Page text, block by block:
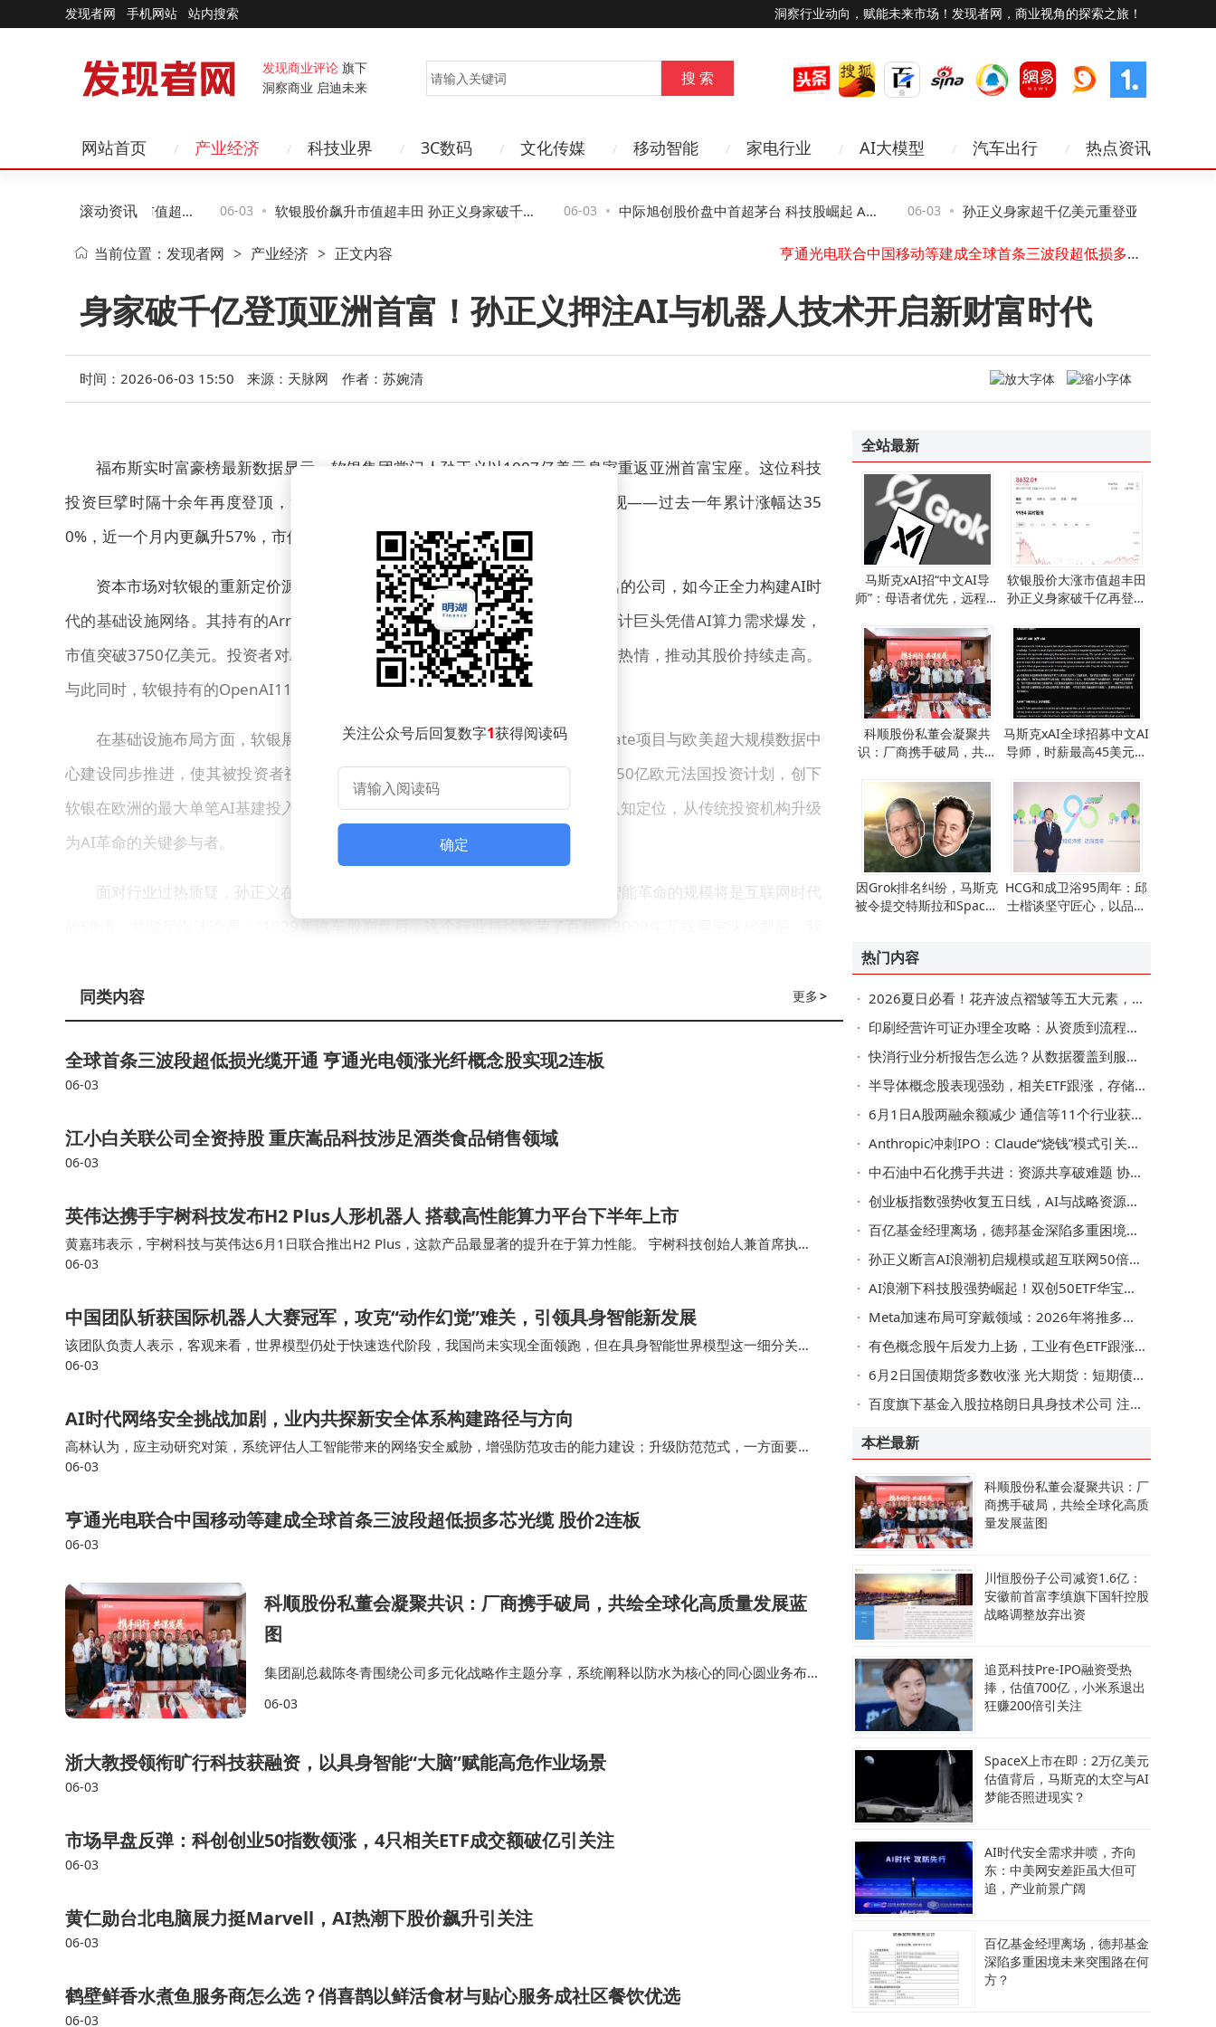
发现者网 手机网站 站内搜索 洞察行业动向，赋能未来市场！发现者网，商业视角的探索之旅！
发现商业评论旗下
洞察商业 启迪未来
网站首页 产业经济 科技业界 3C数码 文化传媒 移动智能 家电行业 AI大模型 汽车出行 热点资讯
滚动资讯
旭创股价飙升18倍 市值超中
求成核心驱动力
06-03 软银股价飙升市值超丰田 孙正义身家破千亿
再登亚洲首富之位
06-03 中际旭创股价盘中首超茅台 科技股崛起 A股 06-03 孙正义身家超千亿美元重登亚洲首富 软银75
0亿欧元AI投资引股价市值飙升
智启工业新篇：中国电信数字方案赋能传统产业，驱动转型升级新引擎
中国团队斩获国际机器人大赛冠军，攻克“动作幻觉”难关，引领具身智能新发展
亨通光电联合中国移动等建成全球首条三波段超低损多芯光缆 股价2连板
鹤壁鲜香水煮鱼服务商怎么选？俏喜鹊以鲜活食材与贴心服务成社区餐饮优选
智启工业新篇：中国电信数字方案赋能传统产业，驱动转型升级新引擎
英伟达携手宇树科技发布H2 Plus人形机器人 搭载高性能算力平台下半年上市
当前位置： 发现者网 > 产业经济 > 正文内容
身家破千亿登顶亚洲首富！孙正义押注AI与机器人技术开启新财富时代
时间：2026-06-03 15:50 来源：天脉网 作者：苏婉清
福布斯实时富豪榜最新数据显示，软银集团掌门人孙正义以1007亿美元身家重返亚洲首富宝座。这位科技
投资巨擘时隔十余年再度登顶，背后是人工智能热潮推动下软银股价的惊人表现——过去一年累计涨幅达35
0%，近一个月内更飙升57%，市值一度超越丰田成为日本资本市场新标杆。
资本市场对软银的重新定价源于其战略转型。这家曾以科技初创企业投资闻名的公司，如今正全力构建AI时
代的基础设施网络。其持有的Arm Holdings87%股权成为核心资产，这家芯片设计巨头凭借AI算力需求爆发，
市值突破3750亿美元。投资者对Arm专为数据中心设计的AI芯片计划表现出极大热情，推动其股价持续走高。
与此同时，软银持有的OpenAI11%股份估值同步提升，双重利好形成共振效应。
在基础设施布局方面，软银展现出雄心勃勃的扩张姿态。该公司主导的Stargate项目与欧美超大规模数据中
心建设同步推进，使其被投资者视为AI时代的"数字基建平台"。5月31日宣布的750亿欧元法国投资计划，创下
软银在欧洲的最大单笔AI基建投入记录。这些战略举措彻底改变了市场对软银的认知定位，从传统投资机构升级
为AI革命的关键参与者。
面对行业过热质疑，孙正义在6月1日的专访中展现出坚定信心。他直言人工智能革命的规模将是互联网时代
的50倍，并驳斥泡沫论调："1929年汽车股崩盘后，这个行业持续繁荣了百年；2000年互联网泡沫破裂后，我
人技术将成为下一个万亿级市场，其商业价值远超当前认知。
索"物理人工智能"前沿领域。今年4月传出的Roze AI上市计划引发市场关注，这家专注AI基建效率提升的合资企
元，而摩根士丹利给出的2050年市场规模预估高达5万亿美元，这些数据印证着孙正义的战略判断。
的"人工超级智能（ASI）"将在十年内问世。他认为这场智能革命将彻底改写医学、能源、材料科学等基础领
域，推动人类社会进入全新发展阶段。这种对技术颠覆的乐观预期，持续驱动着软银在AI领域的资本配置与战略
关注公众号后回复数字1获得阅读码
确定
更多>
同类内容
全球首条三波段超低损光缆开通 亨通光电领涨光纤概念股实现2连板
06-03
江小白关联公司全资持股 重庆嵩品科技涉足酒类食品销售领域
06-03
英伟达携手宇树科技发布H2 Plus人形机器人 搭载高性能算力平台下半年上市
黄嘉玮表示，宇树科技与英伟达6月1日联合推出H2 Plus，这款产品最显著的提升在于算力性能。 宇树科技创始人兼首席执行
官王兴兴对此表示，H2Plus将宇树的人形机器人与NVIDIA Jetson Tho…
06-03
中国团队斩获国际机器人大赛冠军，攻克“动作幻觉”难关，引领具身智能新发展
该团队负责人表示，客观来看，世界模型仍处于快速迭代阶段，我国尚未实现全面领跑，但在具身智能世界模型这一细分关键
领域，中国团队已彻底摆脱单纯跟随局面，在动作精准跟随、失败场景建模、工程化落地等核心维度，实现了与…
06-03
AI时代网络安全挑战加剧，业内共探新安全体系构建路径与方向
高林认为，应主动研究对策，系统评估人工智能带来的网络安全威胁，增强防范攻击的能力建设；升级防范范式，一方面要在
流量分析等全链条导入AI技术，另一方面要建立AI驱动的智能决策运转体系；坚持筑牢根基，加快突破模型…
06-03
亨通光电联合中国移动等建成全球首条三波段超低损多芯光缆 股价2连板
06-03
科顺股份私董会凝聚共识：厂商携手破局，共绘全球化高质量发展蓝
图
集团副总裁陈冬青围绕公司多元化战略作主题分享，系统阐释以防水为核心的同心圆业务布
局，全面介绍防水、砂粉、涂料、民用建材、建筑修缮等全板块规划，并表示将持续强化产品
06-03
浙大教授领衔旷行科技获融资，以具身智能“大脑”赋能高危作业场景
06-03
市场早盘反弹：科创创业50指数领涨，4只相关ETF成交额破亿引关注
06-03
黄仁勋台北电脑展力挺Marvell，AI热潮下股价飙升引关注
06-03
鹤壁鲜香水煮鱼服务商怎么选？俏喜鹊以鲜活食材与贴心服务成社区餐饮优选
06-03
全站最新
马斯克xAI招“中文AI导
师”：母语者优先，远程灵
5美元
软银股价大涨市值超丰田
孙正义身家破千亿再登亚
科顺股份私董会凝聚共
识：厂商携手破局，共绘
马斯克xAI全球招募中文AI
导师，时薪最高45美元，
因Grok排名纠纷，马斯克
被令提交特斯拉和SpaceX
HCG和成卫浴95周年：邱
士楷谈坚守匠心，以品质
热门内容
2026夏日必看！花卉波点褶皱等五大元素，解锁你的专属时尚风格
印刷经营许可证办理全攻略：从资质到流程，一文读懂准入要点
快消行业分析报告怎么选？从数据覆盖到服务功能，一文讲清关键点
半导体概念股表现强劲，相关ETF跟涨，存储行业趋势利好多类企业
6月1日A股两融余额减少 通信等11个行业获融资净买入 36股超亿元
Anthropic冲刺IPO：Claude“烧钱”模式引关注，盈利拐点与成本考验并存
中石油中石化携手共进：资源共享破难题 协同增效促川渝能源新发展
创业板指数强势收复五日线，AI与战略资源成中期主线，相关ETF成交活跃
百亿基金经理离场，德邦基金深陷多重困境未来突围路在何方？
孙正义断言AI浪潮初启规模或超互联网50倍，身家大涨重登亚洲首富之位
AI浪潮下科技股强势崛起！双创50ETF华宝盘中大涨 光模块龙头新易盛再创新高
Meta加速布局可穿戴领域：2026年将推多款智能眼镜及AI新设备
有色概念股午后发力上扬，工业有色ETF跟涨，券商看好长期收益前景
6月2日国债期货多数收涨 光大期货：短期债市或延续区间震荡
百度旗下基金入股拉格朗日具身技术公司 注册资本增加助力发展
本栏最新
科顺股份私董会凝聚共识：厂
商携手破局，共绘全球化高质
量发展蓝图
川恒股份子公司减资1.6亿：
安徽前首富李缜旗下国轩控股
战略调整放弃出资
追觅科技Pre-IPO融资受热
捧，估值700亿，小米系退出
狂赚200倍引关注
SpaceX上市在即：2万亿美元
估值背后，马斯克的太空与AI
梦能否照进现实？
AI时代安全需求井喷，齐向
东：中美网安差距虽大但可
追，产业前景广阔
百亿基金经理离场，德邦基金
深陷多重困境未来突围路在何
方？